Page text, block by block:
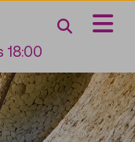
Suche
18:00